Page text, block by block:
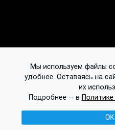
Мы используем файлы
удобнее. Оставаясь на
их
Подробнее — в
OK